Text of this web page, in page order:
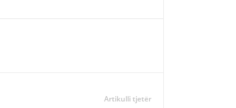
Artikulli tjetër